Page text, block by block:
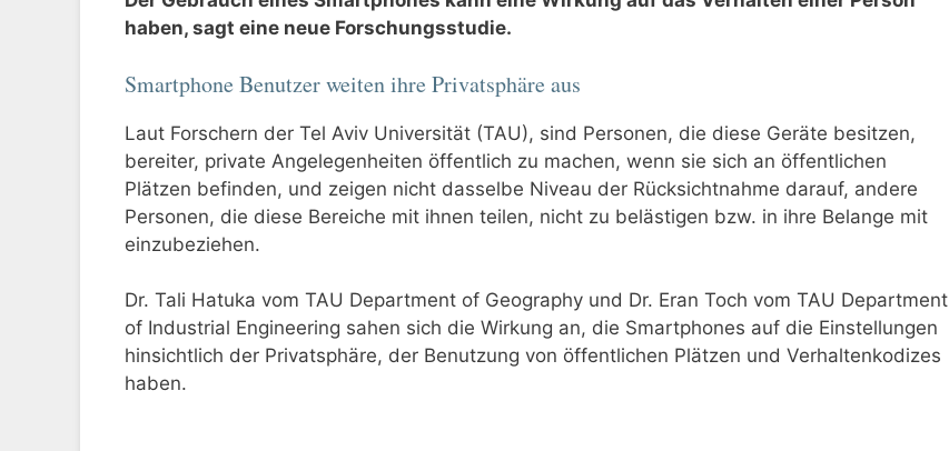
haben, sagt eine neue Forschungsstudie.
Smartphone Benutzer weiten ihre Privatsphäre aus
Laut Forschern der Tel Aviv Universität (TAU), sind Personen, die diese Geräte besitzen,
bereiter, private Angelegenheiten öffentlich zu machen, wenn sie sich an öffentlichen
Plätzen befinden, und zeigen nicht dasselbe Niveau der Rücksichtnahme darauf, andere
Personen, die diese Bereiche mit ihnen teilen, nicht zu belästigen bzw. in ihre Belange mit
einzubeziehen.
Dr. Tali Hatuka vom TAU Department of Geography und Dr. Eran Toch vom TAU Department
of Industrial Engineering sahen sich die Wirkung an, die Smartphones auf die Einstellungen
hinsichtlich der Privatsphäre, der Benutzung von öffentlichen Plätzen und Verhaltenkodizes
haben.